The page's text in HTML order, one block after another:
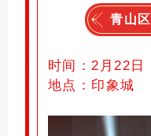
青山区
时间： 2月22日
地点： 印象城